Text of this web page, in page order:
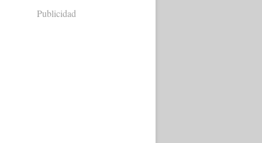
Publicidad